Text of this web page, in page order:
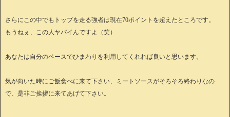
さらにこの中でもトップを走る強者は現在70ポイントを超えたところです。
もうねぇ、この人ヤバイんですよ（笑）
あなたは自分のペースでひまわりを利用してくれれば良いと思います。
気が向いた時にご飯食べに来て下さい、ミートソースがそろそろ終わりなの
で、是非ご挨拶に来てあげて下さい。